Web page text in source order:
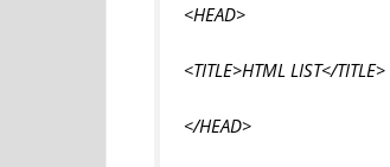
<HEAD>
<TITLE>HTML LIST</TITLE>
</HEAD>